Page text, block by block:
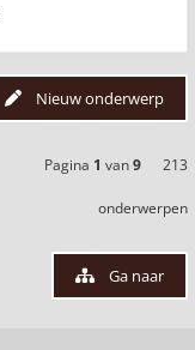
Nieuw onderwerp
Pagina 1 van9 213
onderwerpen
Ga naar